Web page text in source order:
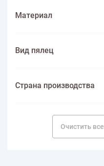
Материал
Вид пялец
Страна производства
Очистить все